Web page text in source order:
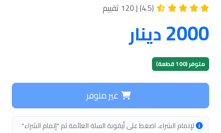
(4.5) | 120 تقييم
2000دينار
متوفر (100 قطعة)
غير متوفر
لإتمام الشراء، اضغط على أيقونة السلة العائمة ثم "إتمام الشراء"